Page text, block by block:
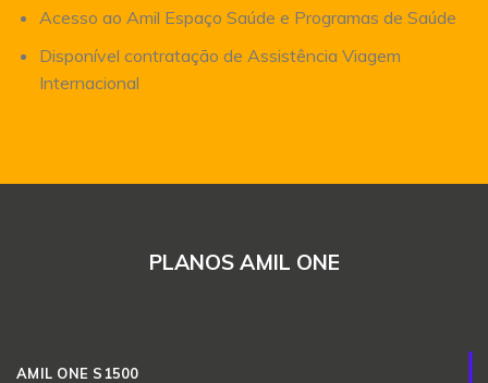
Acesso ao Amil Espaço Saúde e Programas de Saúde
Disponível contratação de Assistência Viagem
Internacional
PLANOS AMIL ONE
AMIL ONE S1500